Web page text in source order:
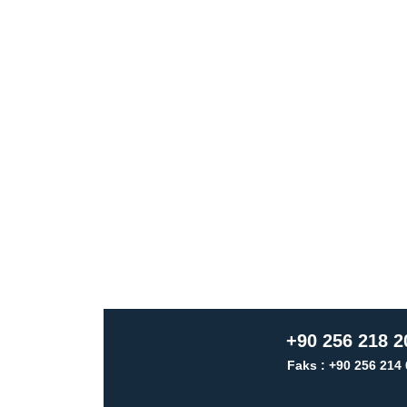
+90 256 218
Faks : +90 256 214